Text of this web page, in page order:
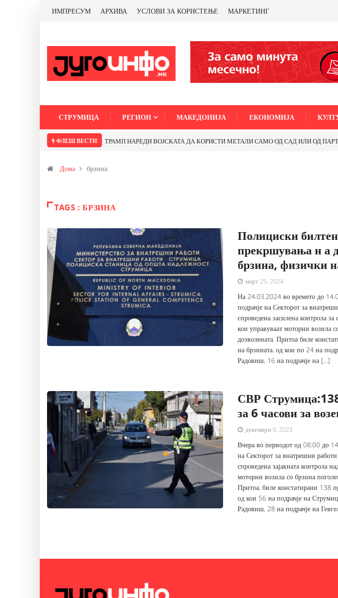
ИМПРЕСУМ АРХИВА УСЛОВИ ЗА КОРИСТЕЊЕ МАРКЕТИНГ
СТРУМИЦА РЕГИОН МАКЕДОНИЈА ЕКОНОМИЈА
ФЛЕШ ВЕСТИ ТРАМП НАРЕДИ ВОЈСКАТА ДА КОРИСТИ МЕТАЛИ САМО ОД САД ИЛИ ОД
Дома брзина
TAGS : БРЗИНА
Полициски
прекршувања н а
брзина, физички
март 25, 2024
На 24.03.2024 во времето до
подрачје на Секторот за
спроведена засилена контрола
кои управуваат моторни возила
дозволената. Притоа биле
на брзината, од кои по 24 на
Радовиш, 16 на подрачје на […]
СВР
за 6 часови за
декември 9, 2023
Вчера во периодот од 08:00 до
на Секторот за внатрешни
спроведена зајакната контрола
моторни возила со брзина
Притоа, биле констатирани 138
од кои 56 на подрачје на
Радовиш, 28 на подрачје на